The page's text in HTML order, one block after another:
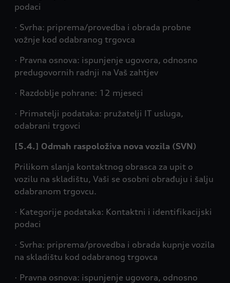
podaci
· Svrha: priprema/provedba i obrada probne
vožnje kod odabranog trgovca
· Pravna osnova: ispunjenje ugovora, odnosno
predugovornih radnji na Vaš zahtjev
· Razdoblje pohrane: 12 mjeseci
· Primatelji podataka: pružatelji IT usluga,
odabrani trgovci
[5.4.] Odmah raspoloživa nova vozila (SVN)
Prilikom slanja kontaktnog obrasca za upit o
vozilu na skladištu, Vaši se osobni obrađuju i šalju
odabranom trgovcu.
· Kategorije podataka: Kontaktni i identifikacijski
podaci
· Svrha: priprema/provedba i obrada kupnje vozila
na skladištu kod odabranog trgovca
· Pravna osnova: ispunjenje ugovora, odnosno